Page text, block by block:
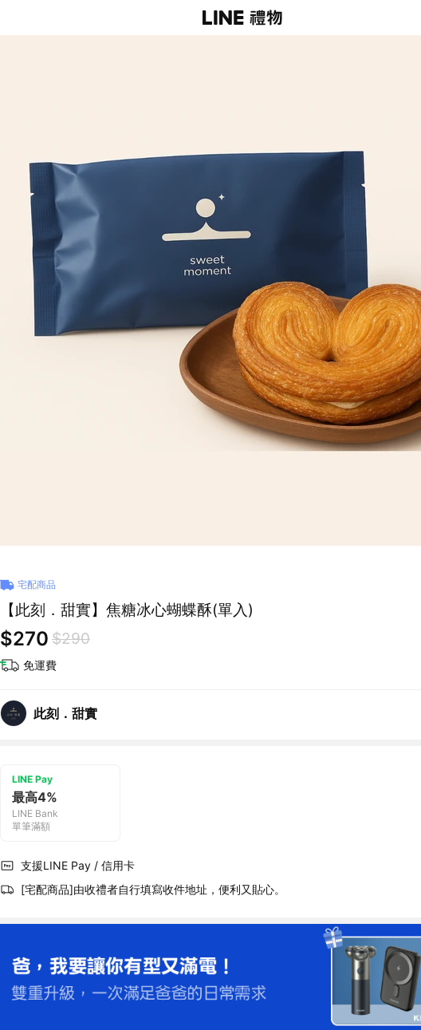
宅配商品
【此刻．甜實】焦糖冰心蝴蝶酥(單入)
$270 $290
免運費
此刻．甜實
LINE Pay
最高4%
LINE Bank
單筆滿額
支援LINE Pay / 信用卡
[宅配商品]由收禮者自行填寫收件地址，便利又貼心。